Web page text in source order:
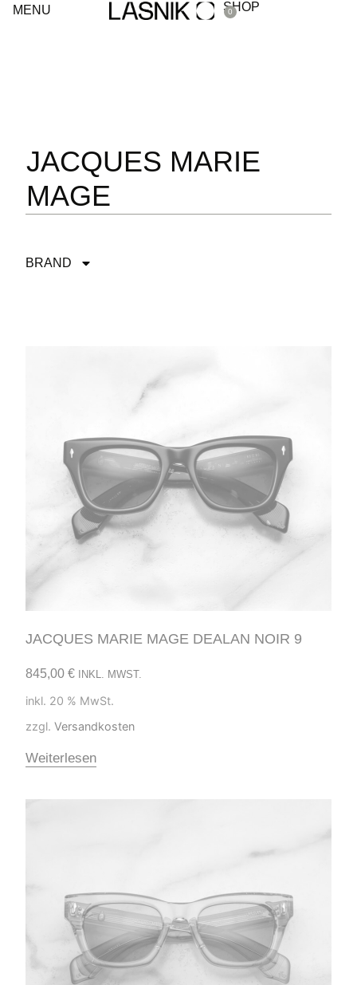
MENU 0
SHOP
JACQUES MARIE
MAGE
BRAND
JACQUES MARIE MAGE DEALAN NOIR 9
845,00 € INKL. MWST.
inkl. 20 % MwSt.
zzgl. Versandkosten
Weiterlesen